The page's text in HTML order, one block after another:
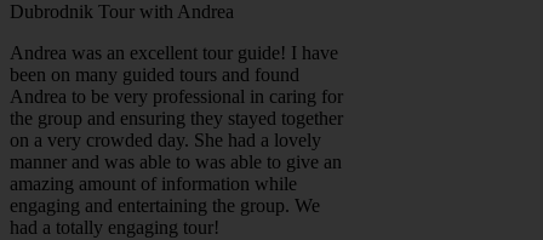
Dubrodnik Tour with Andrea
Andrea was an excellent tour guide! I have
been on many guided tours and found
Andrea to be very professional in caring for
the group and ensuring they stayed together
on a very crowded day. She had a lovely
manner and was able to was able to give an
amazing amount of information while
engaging and entertaining the group. We
had a totally engaging tour!